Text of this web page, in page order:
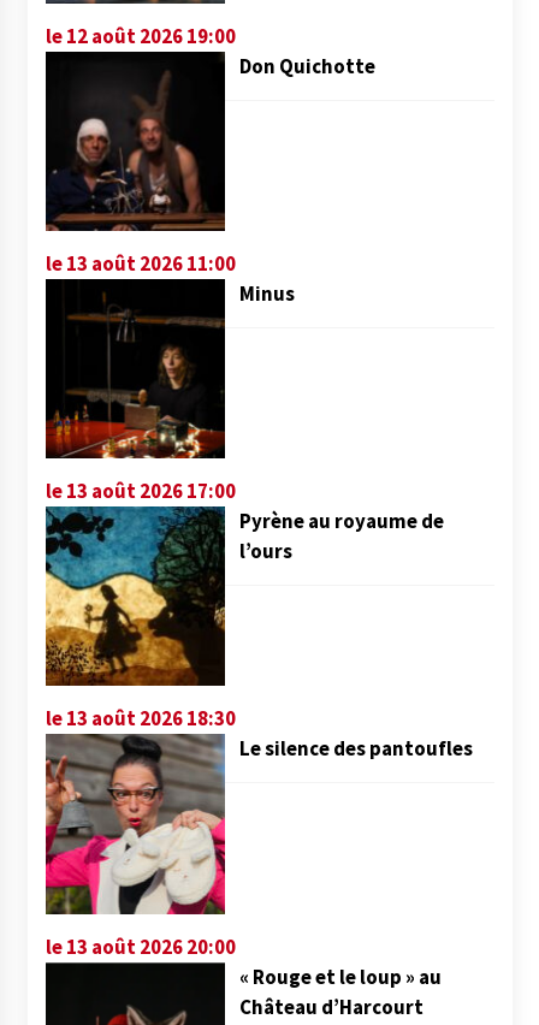
le 12 août 2026 19:00
Don Quichotte
le 13 août 2026 11:00
Minus
le 13 août 2026 17:00
Pyrène au royaume de
l’ours
le 13 août 2026 18:30
Le silence des pantoufles
le 13 août 2026 20:00
« Rouge et le loup » au
Château d’Harcourt